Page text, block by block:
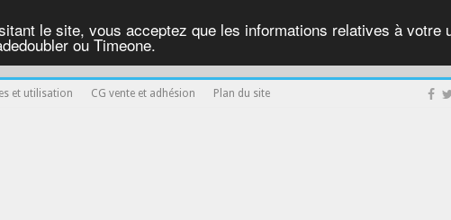
le site, vous acceptez que les informations relatives à votre
ou Timeone.
et utilisation CG vente et adhésion Plan du site